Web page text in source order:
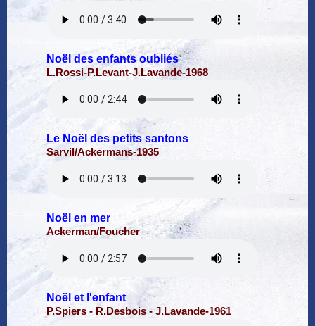
Noël des enfants oubliés
L.Rossi-P.Levant-J.Lavande-1968
Le Noël des petits santons
Sarvil/Ackermans-1935
Noël en mer
Ackerman/Foucher
Noël et l'enfant
P.Spiers - R.Desbois - J.Lavande-1961